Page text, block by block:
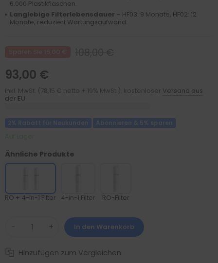
6.000 Plastikflaschen.
Langlebige Filterlebensdauer – HF03: 9 Monate, HF02: 12
Monate, reduziert Wartungsaufwand.
93,00 €
inkl. MwSt. (78,15 € netto + 19% MwSt.), kostenloser Versand aus
der EU
Ähnliche Produkte
RO + 4-in-1 Filter 4-in-1 Filter RO-Filter
− + In den Warenkorb
Hinzufügen zum Vergleichen